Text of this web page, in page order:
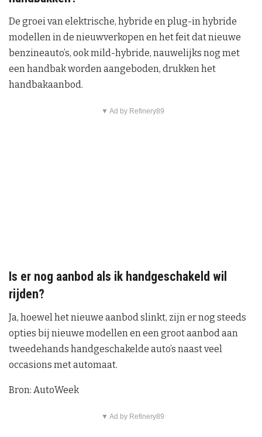
De groei van elektrische, hybride en plug-in hybride
modellen in de nieuwverkopen en het feit dat nieuwe
benzineauto’s, ook mild-hybride, nauwelijks nog met
een handbak worden aangeboden, drukken het
handbakaanbod.
▼ Ad by Refinery89
Is er nog aanbod als ik handgeschakeld wil
rijden?
Ja, hoewel het nieuwe aanbod slinkt, zijn er nog steeds
opties bij nieuwe modellen en een groot aanbod aan
tweedehands handgeschakelde auto’s naast veel
occasions met automaat.
Bron: AutoWeek
▼ Ad by Refinery89